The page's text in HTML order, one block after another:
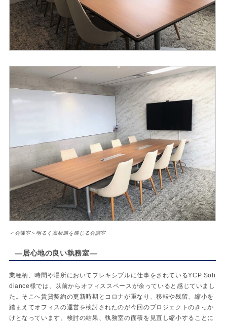
＜会議室＞明るく高級感を感じる会議室
―居心地の良い執務室―
業種柄、時間や場所においてフレキシブルに仕事をされているYCP Soli
diance様では、以前からオフィススペースが余っていると感じていまし
た。そこへ賃貸契約の更新時期とコロナが重なり、移転や残留、縮小を
踏まえてオフィスの運営を検討されたのが今回のプロジェクトのきっか
けとなっています。検討の結果、執務室の面積を見直し縮小することに